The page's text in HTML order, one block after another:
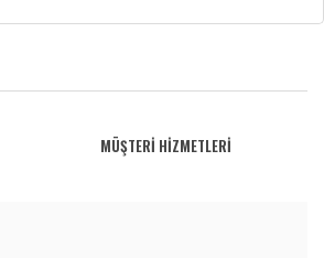
MÜŞTERİ HİZMETLERİ